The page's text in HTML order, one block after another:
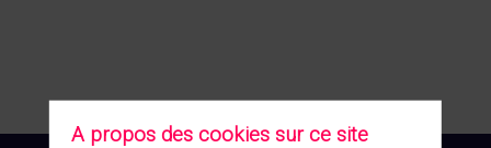
A propos des cookies sur ce site